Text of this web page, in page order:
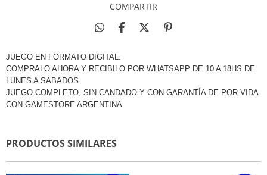
COMPARTIR
JUEGO EN FORMATO DIGITAL.
COMPRALO AHORA Y RECIBILO POR WHATSAPP DE 10 A 18HS DE
LUNES A SABADOS.
JUEGO COMPLETO, SIN CANDADO Y CON GARANTÍA DE POR VIDA
CON GAMESTORE ARGENTINA.
PRODUCTOS SIMILARES